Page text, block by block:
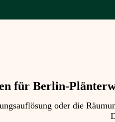
für Berlin-
oder die